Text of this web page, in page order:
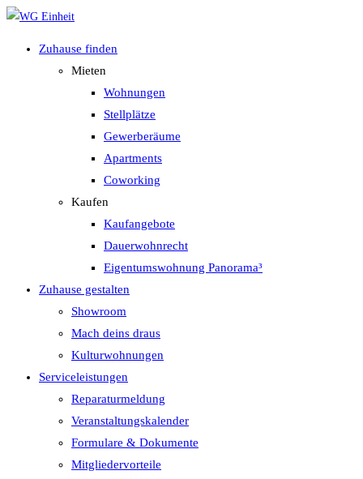
Zum
springen
Zuhause finden
Mieten
Wohnungen
Stellplätze
Gewerberäume
Apartments
Coworking
Kaufen
Kaufangebote
Dauerwohnrecht
Eigentumswohnung Panorama³
Zuhause gestalten
Showroom
Mach deins draus
Kulturwohnungen
Serviceleistungen
Reparaturmeldung
Veranstaltungskalender
Formulare & Dokumente
Mitgliedervorteile